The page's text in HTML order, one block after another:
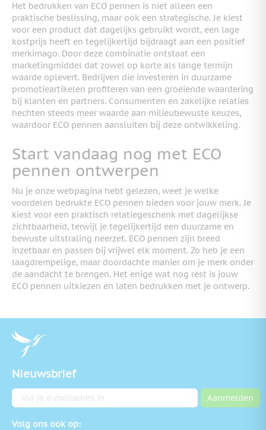
Het bedrukken van ECO pennen is niet alleen een
praktische beslissing, maar ook een strategische. Je kiest
voor een product dat dagelijks gebruikt wordt, een lage
kostprijs heeft en tegelijkertijd bijdraagt aan een positief
merkimago. Door deze combinatie ontstaat een
marketingmiddel dat zowel op korte als lange termijn
waarde oplevert. Bedrijven die investeren in duurzame
promotieartikelen profiteren van een groeiende waardering
bij klanten en partners. Consumenten en zakelijke relaties
hechten steeds meer waarde aan milieubewuste keuzes,
waardoor ECO pennen aansluiten bij deze ontwikkeling.
Start vandaag nog met ECO
pennen ontwerpen
Nu je onze webpagina hebt gelezen, weet je welke
voordelen bedrukte ECO pennen bieden voor jouw merk. Je
kiest voor een praktisch relatiegeschenk met dagelijkse
zichtbaarheid, terwijl je tegelijkertijd een duurzame en
bewuste uitstraling neerzet. ECO pennen zijn breed
inzetbaar en passen bij vrijwel elk moment. Zo heb je een
laagdrempelige, maar doordachte manier om je merk onder
de aandacht te brengen. Het enige wat nog rest is jouw
ECO pennen uitkiezen en laten bedrukken met je ontwerp.
Nieuwsbrief
E-mailadres Aanmelden
Volg ons ook op: